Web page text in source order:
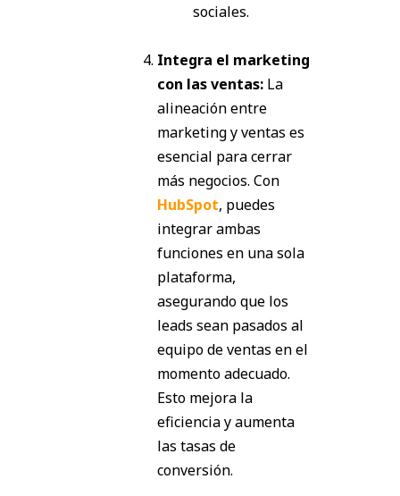
sociales.
Integra el marketing
con las ventas: La
alineación entre
marketing y ventas es
esencial para cerrar
más negocios. Con
HubSpot, puedes
integrar ambas
funciones en una sola
plataforma,
asegurando que los
leads sean pasados al
equipo de ventas en el
momento adecuado.
Esto mejora la
eficiencia y aumenta
las tasas de
conversión.